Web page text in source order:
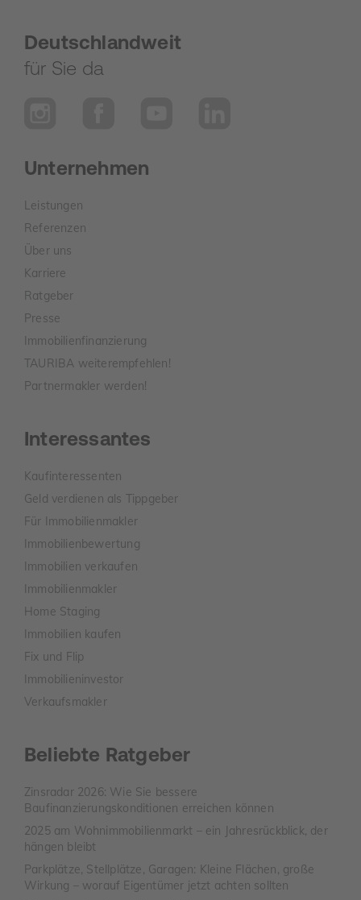
Deutschlandweit
für Sie da
Unternehmen
Leistungen
Referenzen
Über uns
Karriere
Ratgeber
Presse
Immobilienfinanzierung
TAURIBA weiterempfehlen!
Partnermakler werden!
Interessantes
Kaufinteressenten
Geld verdienen als Tippgeber
Für Immobilienmakler
Immobilienbewertung
Immobilien verkaufen
Immobilienmakler
Home Staging
Immobilien kaufen
Fix und Flip
Immobilieninvestor
Verkaufsmakler
Beliebte Ratgeber
Zinsradar 2026: Wie Sie bessere
Baufinanzierungskonditionen erreichen können
2025 am Wohnimmobilienmarkt – ein Jahresrückblick, der
hängen bleibt
Parkplätze, Stellplätze, Garagen: Kleine Flächen, große
Wirkung – worauf Eigentümer jetzt achten sollten